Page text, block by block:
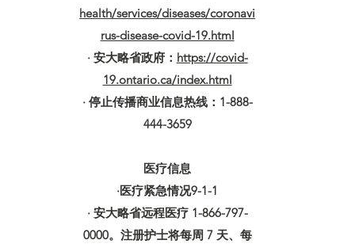
health/services/diseases/coronavi
rus-disease-covid-19.html
· 安大略省政府： https://covid-
19.ontario.ca/index.html
· 停止传播商业信息热线：1-888-
444-3659
医疗信息
·医疗紧急情况9-1-1
· 安大略省远程医疗 1-866-797-
0000。注册护士将每周 7 天、每